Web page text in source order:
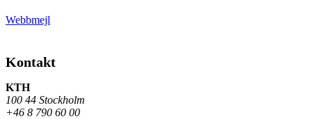
Webbmejl
Kontakt
KTH
100 44 Stockholm
+46 8 790 60 00